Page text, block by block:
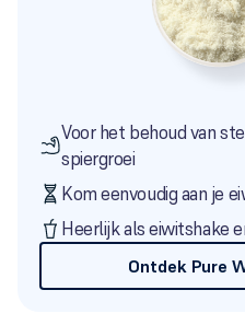
Voor het behoud van
spiergroei
Kom eenvoudig aan je
Heerlijk als eiwitshake
Ontdek Pure